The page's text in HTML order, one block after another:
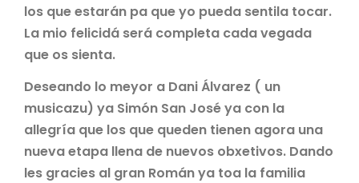
los que estarán pa que yo pueda sentila tocar.
La mio felicidá será completa cada vegada
que os sienta.
Deseando lo meyor a Dani Álvarez ( un
musicazu) ya Simón San José ya con la
allegría que los que queden tienen agora una
nueva etapa llena de nuevos obxetivos. Dando
les gracies al gran Román ya toa la familia